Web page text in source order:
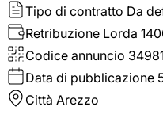
Tipo di contratto Da
Retribuzione Lorda
Codice annuncio
Data di pubblicazione
Città Arezzo